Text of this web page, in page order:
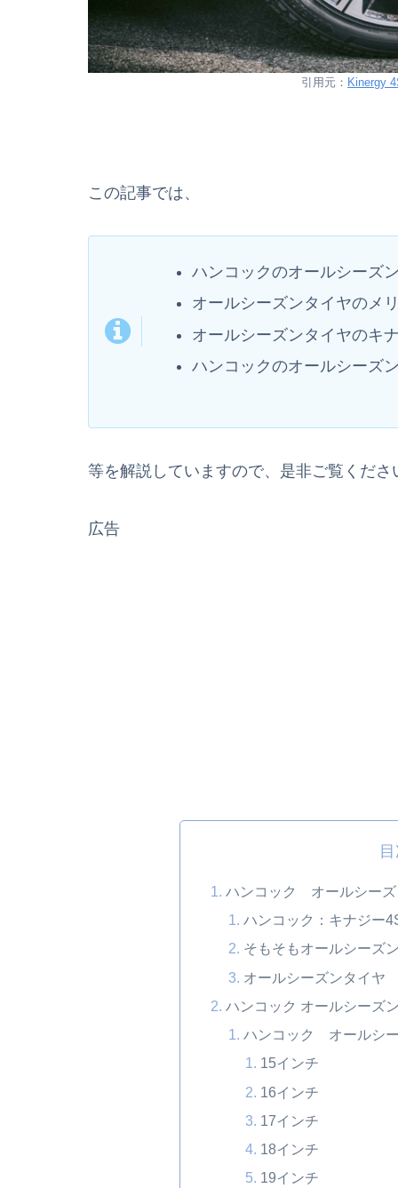
引用元： Kinergy
この記事では、
ハンコックのオールシーズ
オールシーズンタイヤのメ
オールシーズンタイヤのキ
ハンコックのオールシーズ
等を解説していますので、是非ご覧くださ
広告
ハンコック オールシーズ
ハンコック：キナジー
そもそもオールシーズ
オールシーズンタイヤ
ハンコック オールシーズ
ハンコック オールシ
15インチ
16インチ
17インチ
18インチ
19インチ